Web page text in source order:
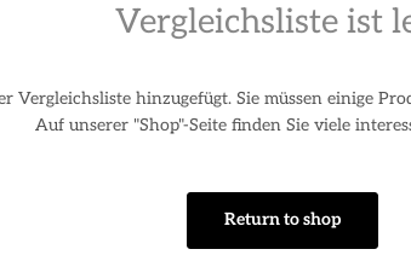
Vergleichsliste ist
Vergleichsliste hinzugefügt. Sie müssen einige
Auf unserer "Shop"-Seite finden Sie viele
Return to shop